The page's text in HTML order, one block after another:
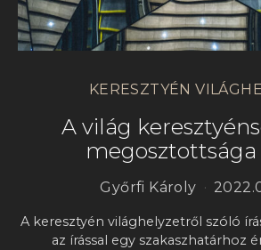
KERESZTYÉN
A világ
megosztottsága
Győrfi Károly
A keresztyén világhelyzetről szóló
az írással egy szakaszhatárhoz